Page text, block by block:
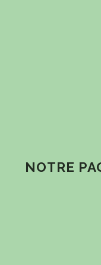
NOTRE